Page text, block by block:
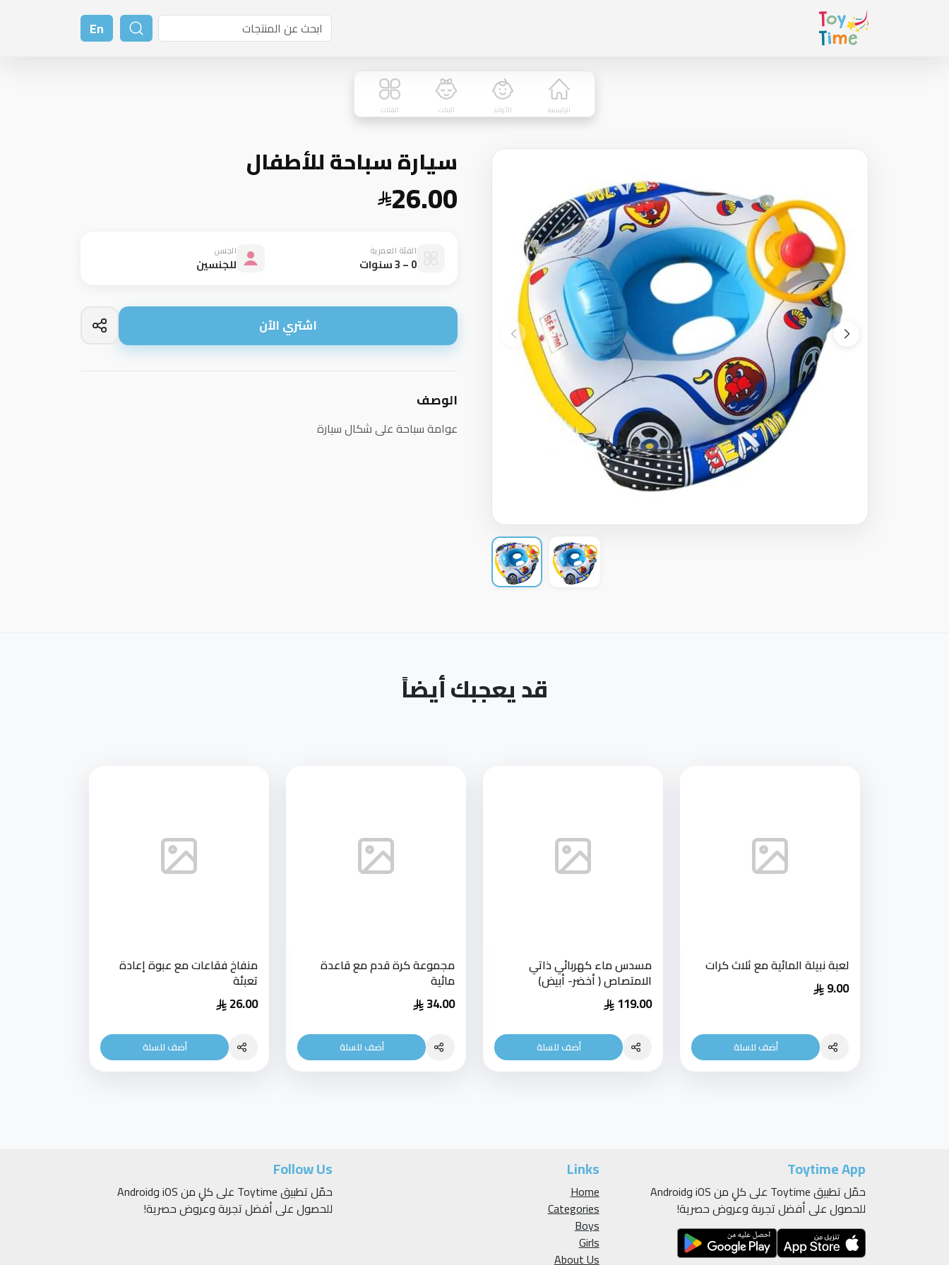
En
الرئيسية الأولاد البنات الفئات
سيارة سباحة للأطفال
26.00
الفئة العمرية
0 – 3 سنوات
الجنس
للجنسين
اشتري الآن
الوصف
عوامة سباحة على شكال سيارة
قد يعجبك أيضاً
لعبة نبيلة المائية مع ثلاث كرات
9.00
أضف للسلة
مسدس ماء كهربائي ذاتي
الامتصاص ( أخضر- أبيض)
119.00
أضف للسلة
مجموعة كرة قدم مع قاعدة
مائية
34.00
أضف للسلة
منفاخ فقاعات مع عبوة إعادة
تعبئة
26.00
أضف للسلة
Toytime App
حمّل تطبيق Toytime على كلٍ من iOS وAndroid
للحصول على أفضل تجربة وعروض حصرية!
Links
Home
Categories
Boys
Girls
About Us
Follow Us
حمّل تطبيق Toytime على كلٍ من iOS وAndroid
للحصول على أفضل تجربة وعروض حصرية!